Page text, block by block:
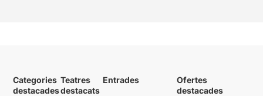
Categories
destacades
Teatres
destacats
Entrades
Ofertes
destacades